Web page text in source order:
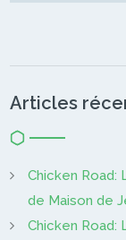
Articles
Chicken Road:
de Maison de
Chicken Road: